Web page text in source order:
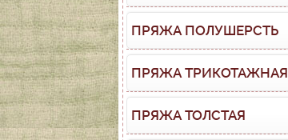
ПРЯЖА ПОЛУШЕРСТЬ
ПРЯЖА ТРИКОТАЖНАЯ
ПРЯЖА ТОЛСТАЯ